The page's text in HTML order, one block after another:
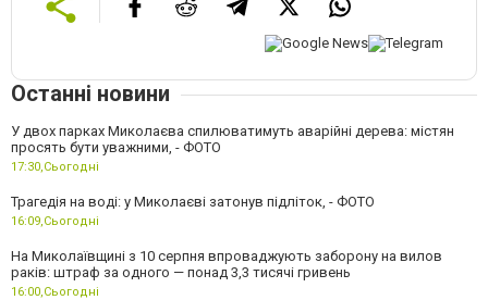
Останні новини
У двох парках Миколаєва спилюватимуть аварійні дерева: містян
просять бути уважними, - ФОТО
17:30, Сьогодні
Трагедія на воді: у Миколаєві затонув підліток, - ФОТО
16:09, Сьогодні
На Миколаївщині з 10 серпня впроваджують заборону на вилов
раків: штраф за одного — понад 3,3 тисячі гривень
16:00, Сьогодні